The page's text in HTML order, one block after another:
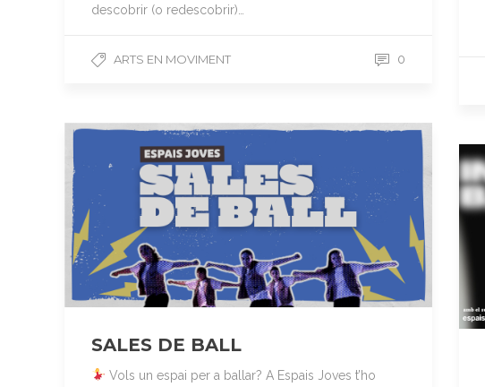
descobrir (o redescobrir)…
ARTS EN MOVIMENT 0
SALES DE BALL
Vols un espai per a ballar? A Espais Joves t’ho